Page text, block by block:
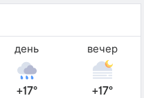
день
+17°
вечер
+17°